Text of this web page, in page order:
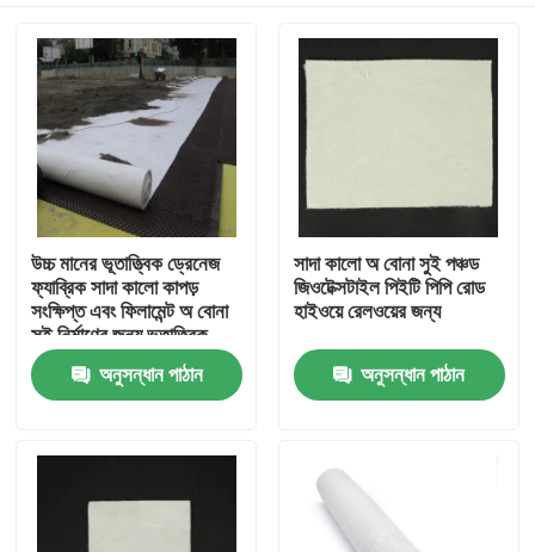
বাড়ি
উচ্চ মানের ভূতাত্ত্বিক ড্রেনেজ
ফ্যাব্রিক সাদা কালো কাপড়
সংক্ষিপ্ত এবং ফিলামেন্ট অ বোনা
সুই নির্মাণের জন্য ভূতাত্ত্বিক
অনুসন্ধান পাঠান
সাদা কালো অ বোনা সুই পঞ্চড
জিওটেক্সটাইল পিইটি পিপি রোড
হাইওয়ে রেলওয়ের জন্য
অনুসন্ধান পাঠান